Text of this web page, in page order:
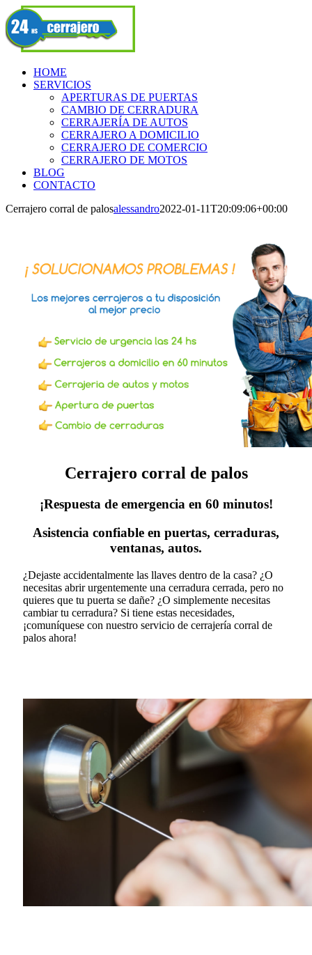
Skip
to
content
Facebook
HOME
SERVICIOS
APERTURAS DE PUERTAS
CAMBIO DE CERRADURA
CERRAJERÍA DE AUTOS
CERRAJERO A DOMICILIO
CERRAJERO DE COMERCIO
CERRAJERO DE MOTOS
BLOG
CONTACTO
Cerrajero corral de palosalessandro2022-01-11T20:09:06+00:00
Cerrajero corral de palos
¡Respuesta de emergencia en 60 minutos!
Asistencia confiable en puertas, cerraduras,
ventanas, autos.
¿Dejaste accidentalmente las llaves dentro de la casa? ¿O
necesitas abrir urgentemente una cerradura cerrada, pero no
quieres que tu puerta se dañe? ¿O simplemente necesitas
cambiar tu cerradura? Si tiene estas necesidades,
¡comuníquese con nuestro servicio de cerrajería corral de
palos ahora!